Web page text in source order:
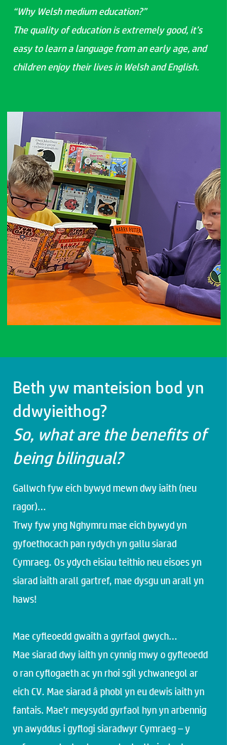
“Why Welsh medium education?”
The quality of education is extremely good, it’s
easy to learn a language from an early age, and
children enjoy their lives in Welsh and English.
Beth yw manteision bod yn
ddwyieithog?
So, what are the benefits of
being bilingual?
Gallwch fyw eich bywyd mewn dwy iaith (neu
ragor)...
Trwy fyw yng Nghymru mae eich bywyd yn
gyfoethocach pan rydych yn gallu siarad
Cymraeg. Os ydych eisiau teithio neu eisoes yn
siarad iaith arall gartref, mae dysgu un arall yn
haws!
Mae cyfleoedd gwaith a gyrfaol gwych...
Mae siarad dwy iaith yn cynnig mwy o gyfleoedd
o ran cyflogaeth ac yn rhoi sgil ychwanegol ar
eich CV. Mae siarad â phobl yn eu dewis iaith yn
fantais. Mae’r meysydd gyrfaol hyn yn arbennig
yn awyddus i gyflogi siaradwyr Cymraeg – y